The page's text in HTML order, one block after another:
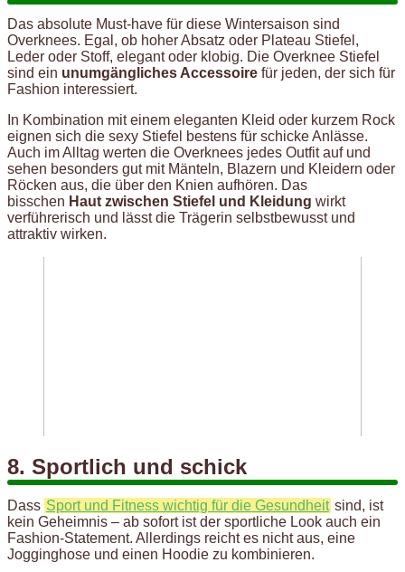
Das absolute Must-have für diese Wintersaison sind
Overknees. Egal, ob hoher Absatz oder Plateau Stiefel,
Leder oder Stoff, elegant oder klobig. Die Overknee Stiefel
sind ein unumgängliches Accessoire für jeden, der sich für
Fashion interessiert.
In Kombination mit einem eleganten Kleid oder kurzem Rock
eignen sich die sexy Stiefel bestens für schicke Anlässe.
Auch im Alltag werten die Overknees jedes Outfit auf und
sehen besonders gut mit Mänteln, Blazern und Kleidern oder
Röcken aus, die über den Knien aufhören. Das
bisschen Haut zwischen Stiefel und Kleidung wirkt
verführerisch und lässt die Trägerin selbstbewusst und
attraktiv wirken.
8. Sportlich und schick
Dass Sport und Fitness wichtig für die Gesundheit sind, ist
kein Geheimnis – ab sofort ist der sportliche Look auch ein
Fashion-Statement. Allerdings reicht es nicht aus, eine
Jogginghose und einen Hoodie zu kombinieren.